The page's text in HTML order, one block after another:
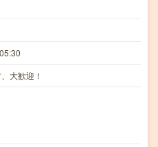
大歓迎！